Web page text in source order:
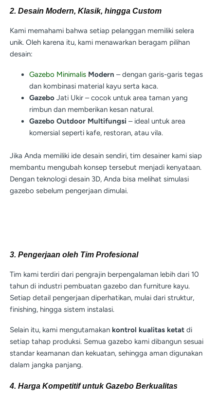
2. Desain Modern, Klasik, hingga Custom
Kami memahami bahwa setiap pelanggan memiliki selera
unik. Oleh karena itu, kami menawarkan beragam pilihan
desain:
Gazebo Minimalis Modern – dengan garis-garis tegas
dan kombinasi material kayu serta kaca.
Gazebo Jati Ukir – cocok untuk area taman yang
rimbun dan memberikan kesan natural.
Gazebo Outdoor Multifungsi – ideal untuk area
komersial seperti kafe, restoran, atau vila.
Jika Anda memiliki ide desain sendiri, tim desainer kami siap
membantu mengubah konsep tersebut menjadi kenyataan.
Dengan teknologi desain 3D, Anda bisa melihat simulasi
gazebo sebelum pengerjaan dimulai.
3. Pengerjaan oleh Tim Profesional
Tim kami terdiri dari pengrajin berpengalaman lebih dari 10
tahun di industri pembuatan gazebo dan furniture kayu.
Setiap detail pengerjaan diperhatikan, mulai dari struktur,
finishing, hingga sistem instalasi.
Selain itu, kami mengutamakan kontrol kualitas ketat di
setiap tahap produksi. Semua gazebo kami dibangun sesuai
standar keamanan dan kekuatan, sehingga aman digunakan
dalam jangka panjang.
4. Harga Kompetitif untuk Gazebo Berkualitas